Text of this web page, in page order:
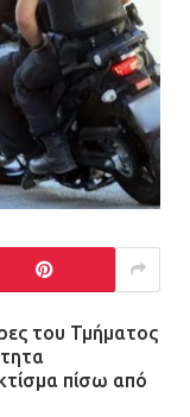
του Τμήματος
πίσω από